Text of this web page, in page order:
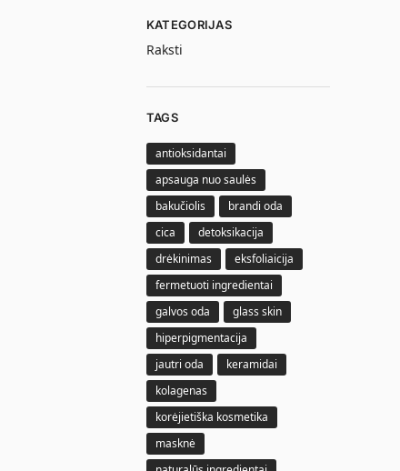
KATEGORIJAS
Raksti
TAGS
antioksidantai
apsauga nuo saulės
bakučiolis
brandi oda
cica
detoksikacija
drėkinimas
eksfoliaicija
fermetuoti ingredientai
galvos oda
glass skin
hiperpigmentacija
jautri oda
keramidai
kolagenas
korėjietiška kosmetika
masknė